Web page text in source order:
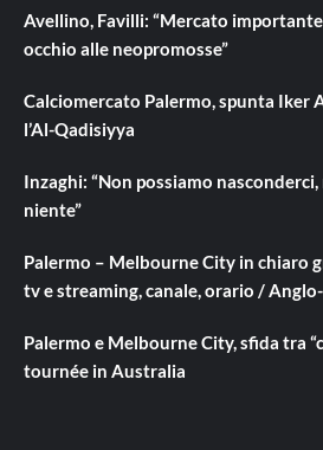
Avellino, Favilli: “Mercato
occhio alle neopromosse”
Calciomercato Palermo, spunta Iker
l’Al-Qadisiyya
Inzaghi: “Non possiamo
niente”
Palermo – Melbourne City in chiaro
tv e streaming, canale, orario /
Palermo e Melbourne City, sfida tra
tournée in Australia